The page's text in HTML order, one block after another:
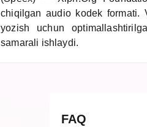
chiqilgan audio kodek formati.
yozish uchun
samarali ishlaydi.
FAQ